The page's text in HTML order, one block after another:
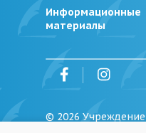
Информационные
материалы
© 2026